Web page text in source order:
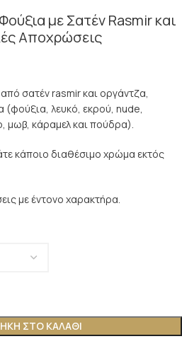
με Σατέν Rasmir και
Αποχρώσεις
σατέν rasmir και οργάντζα,
(φούξια, λευκό, εκρού, nude,
μωβ, κάραμελ και πούδρα).
κάποιο διαθέσιμο χρώμα εκτός
με έντονο χαρακτήρα.
ΣΤΟ ΚΑΛΆΘΙ